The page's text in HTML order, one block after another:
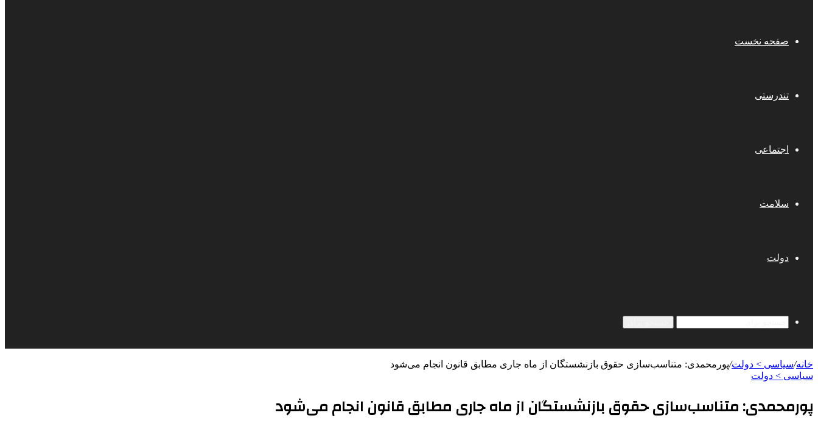
صفحه نخست
تندرستی
اجتماعی
سلامت
دولت
خانه/سیاسی > دولت/پورمحمدی: متناسب‌سازی حقوق بازنشستگان از ماه جاری مطابق قانون انجام می‌شود
سیاسی > دولت
پورمحمدی: متناسب‌سازی حقوق بازنشستگان از ماه جاری مطابق قانون انجام می‌شود